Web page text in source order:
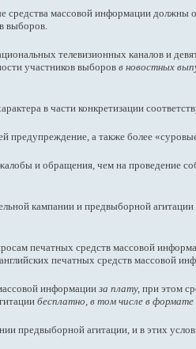
средства массовой информации должны
выборов.
телевизионных каналов и
участников выборов в новостных
в части конкретизации
предупреждение, а также более
и обращения, чем на проведение
кампании и предвыборной
печатных средств массовой
печатных средств массовой
информации за плату, при этом
бесплатно, в том числе в
предвыборной агитации, и в этих